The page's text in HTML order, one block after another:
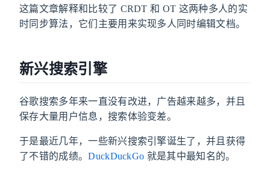
这篇文章解释和比较了 CRDT 和 OT 这两种多人的实
时同步算法，它们主要用来实现多人同时编辑文档。
新兴搜索引擎
谷歌搜索多年来一直没有改进，广告越来越多，并且
保存大量用户信息，搜索体验变差。
于是最近几年，一些新兴搜索引擎诞生了，并且获得
了不错的成绩。DuckDuckGo 就是其中最知名的。